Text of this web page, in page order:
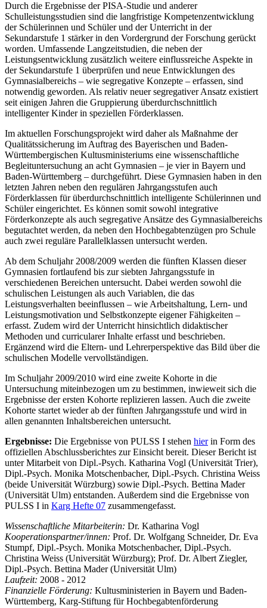
Durch die Ergebnisse der PISA-Studie und anderer
Schulleistungsstudien sind die langfristige Kompetenzentwicklung
der Schülerinnen und Schüler und der Unterricht in der
Sekundarstufe 1 stärker in den Vordergrund der Forschung gerückt
worden. Umfassende Langzeitstudien, die neben der
Leistungsentwicklung zusätzlich weitere einflussreiche Aspekte in
der Sekundarstufe 1 überprüfen und neue Entwicklungen des
Gymnasialbereichs – wie segregative Konzepte – erfassen, sind
notwendig geworden. Als relativ neuer segregativer Ansatz existiert
seit einigen Jahren die Gruppierung überdurchschnittlich
intelligenter Kinder in speziellen Förderklassen.
Im aktuellen Forschungsprojekt wird daher als Maßnahme der
Qualitätssicherung im Auftrag des Bayerischen und Baden-
Württembergischen Kultusministeriums eine wissenschaftliche
Begleituntersuchung an acht Gymnasien – je vier in Bayern und
Baden-Württemberg – durchgeführt. Diese Gymnasien haben in den
letzten Jahren neben den regulären Jahrgangsstufen auch
Förderklassen für überdurchschnittlich intelligente Schülerinnen und
Schüler eingerichtet. Es können somit sowohl integrative
Förderkonzepte als auch segregative Ansätze des Gymnasialbereichs
begutachtet werden, da neben den Hochbegabtenzügen pro Schule
auch zwei reguläre Parallelklassen untersucht werden.
Ab dem Schuljahr 2008/2009 werden die fünften Klassen dieser
Gymnasien fortlaufend bis zur siebten Jahrgangsstufe in
verschiedenen Bereichen untersucht. Dabei werden sowohl die
schulischen Leistungen als auch Variablen, die das
Leistungsverhalten beeinflussen – wie Arbeitshaltung, Lern- und
Leistungsmotivation und Selbstkonzepte eigener Fähigkeiten –
erfasst. Zudem wird der Unterricht hinsichtlich didaktischer
Methoden und curricularer Inhalte erfasst und beschrieben.
Ergänzend wird die Eltern- und Lehrerperspektive das Bild über die
schulischen Modelle vervollständigen.
Im Schuljahr 2009/2010 wird eine zweite Kohorte in die
Untersuchung miteinbezogen um zu bestimmen, inwieweit sich die
Ergebnisse der ersten Kohorte replizieren lassen. Auch die zweite
Kohorte startet wieder ab der fünften Jahrgangsstufe und wird in
allen genannten Inhaltsbereichen untersucht.
Ergebnisse: Die Ergebnisse von PULSS I stehen hierin Form des
offiziellen Abschlussberichtes zur Einsicht bereit. Dieser Bericht ist
unter Mitarbeit von Dipl.-Psych. Katharina Vogl (Universität Trier),
Dipl.-Psych. Monika Motschenbacher, Dipl.-Psych. Christina Weiss
(beide Universität Würzburg) sowie Dipl.-Psych. Bettina Mader
(Universität Ulm) entstanden. Außerdem sind die Ergebnisse von
PULSS I in Karg Hefte 07 zusammengefasst.
Wissenschaftliche Mitarbeiterin: Dr. Katharina Vogl
Kooperationspartner/innen: Prof. Dr. Wolfgang Schneider, Dr. Eva
Stumpf, Dipl.-Psych. Monika Motschenbacher, Dipl.-Psych.
Christina Weiss (Universität Würzburg); Prof. Dr. Albert Ziegler,
Dipl.-Psych. Bettina Mader (Universität Ulm)
Laufzeit: 2008 - 2012
Finanzielle Förderung: Kultusministerien in Bayern und Baden-
Württemberg, Karg-Stiftung für Hochbegabtenförderung